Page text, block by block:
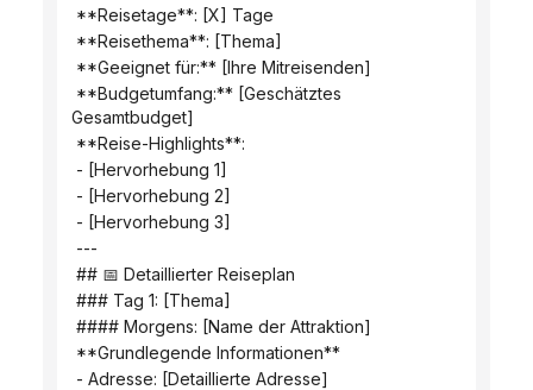
**Reisetage**: [X] Tage
**Reisethema**: [Thema]
**Geeignet für:** [Ihre Mitreisenden]
Gesamtbudget]
**Reise-Highlights**:
- [Hervorhebung 1]
- [Hervorhebung 2]
- [Hervorhebung 3]
---
## 📅 ​​Detaillierter Reiseplan
### Tag 1: [Thema]
#### Morgens: [Name der Attraktion]
**Grundlegende Informationen**
- Adresse: [Detaillierte Adresse]